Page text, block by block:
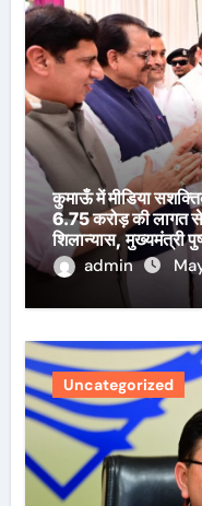
कुमाऊँ में मीडिया
6.75 करोड़ की लागत से
शिलान्यास, मुख्यमंत्री
admin
Uncategorized